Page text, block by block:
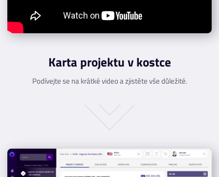
Karta projektu v kostce
Podívejte se na krátké video a zjistěte vše důležité.